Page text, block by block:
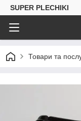
SUPER PLECHIKI
Товари та